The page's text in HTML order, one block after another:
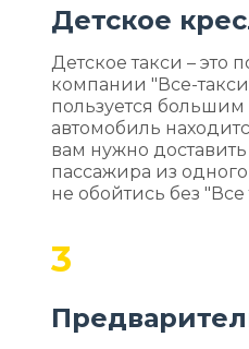
Детское
Детское такси – это
компании "Все-
пользуется
автомобиль
вам нужно
пассажира из
не обойтись без "Все
3